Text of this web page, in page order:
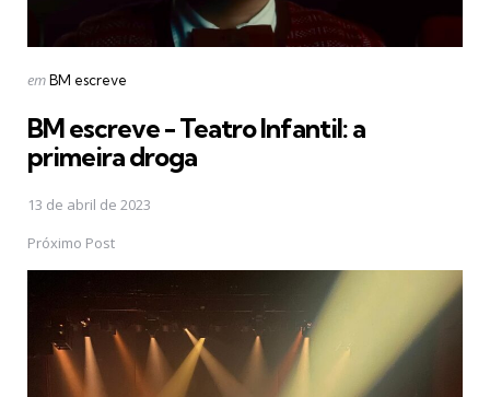
Postado
emBM escreve
BM escreve - Teatro Infantil: a
primeira droga
13 de abril de 2023
Próximo Post